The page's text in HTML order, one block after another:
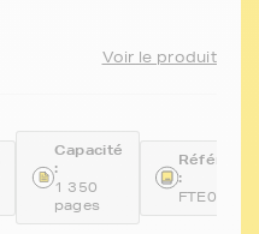
Voir le produit
Capacité
:
1 350
pages
:
FTE0431